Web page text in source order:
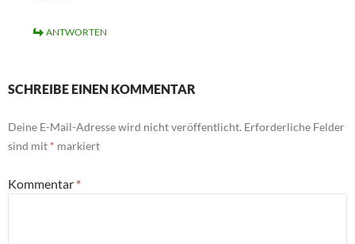
ANTWORTEN
SCHREIBE EINEN KOMMENTAR
Deine E-Mail-Adresse wird nicht veröffentlicht. Erforderliche Felder
sind mit * markiert
Kommentar *